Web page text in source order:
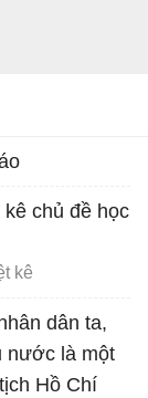
chủ đề học
kê
dân ta,
nước là một
Hồ Chí